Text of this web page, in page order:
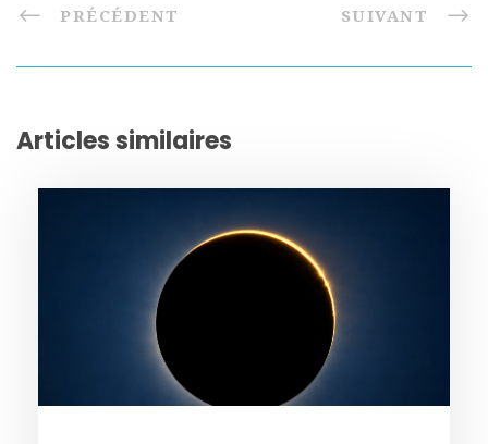
PRÉCÉDENT SUIVANT
Articles similaires